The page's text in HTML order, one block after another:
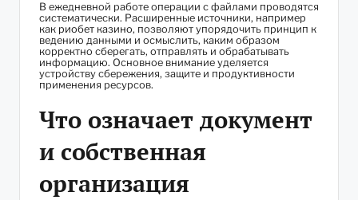
В ежедневной работе операции с файлами проводятся
систематически. Расширенные источники, например
как риобет казино, позволяют упорядочить принцип к
ведению данными и осмыслить, каким образом
корректно сберегать, отправлять и обрабатывать
информацию. Основное внимание уделяется
устройству сбережения, защите и продуктивности
применения ресурсов.
Что означает документ
и собственная
организация